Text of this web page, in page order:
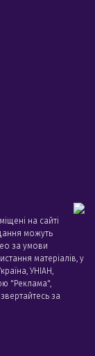
на сайті
можуть
за умови
матеріалів, у
УНIАН,
"Реклама",
за